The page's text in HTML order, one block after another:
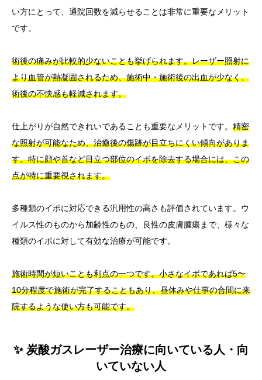
い方にとって、通院回数を減らせることは非常に重要なメリット
です。
術後の痛みが比較的少ないことも挙げられます。レーザー照射に
より血管が熱凝固されるため、施術中・施術後の出血が少なく、
術後の不快感も軽減されます。
仕上がりが自然できれいであることも重要なメリットです。 精密
な照射が可能なため、治癒後の傷跡が目立ちにくい傾向がありま
す。特に顔や首など目立つ部位のイボを除去する場合には、この
点が特に重要視されます。
多種類のイボに対応できる汎用性の高さも評価されています。ウ
イルス性のものから加齢性のもの、良性の皮膚腫瘍まで、様々な
種類のイボに対して有効な治療が可能です。
施術時間が短いことも利点の一つです。小さなイボであれば5〜
10分程度で施術が完了することもあり、昼休みや仕事の合間に来
院するような使い方も可能です。
✨ 炭酸ガスレーザー治療に向いている人・向
いていない人